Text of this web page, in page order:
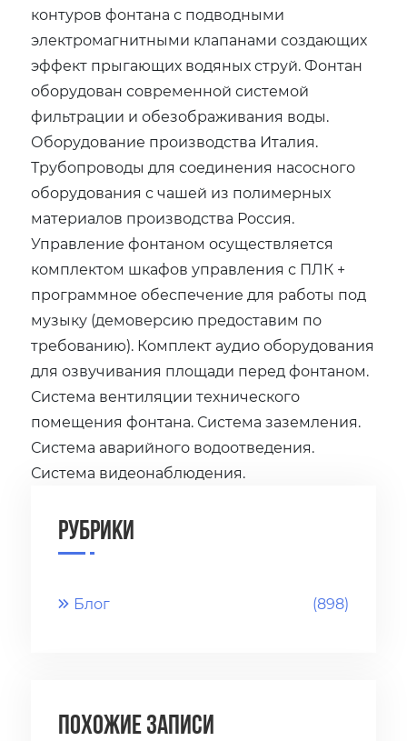
контуров фонтана с подводными
электромагнитными клапанами создающих
эффект прыгающих водяных струй. Фонтан
оборудован современной системой
фильтрации и обезображивания воды.
Оборудование производства Италия.
Трубопроводы для соединения насосного
оборудования с чашей из полимерных
материалов производства Россия.
Управление фонтаном осуществляется
комплектом шкафов управления с ПЛК +
программное обеспечение для работы под
музыку (демоверсию предоставим по
требованию). Комплект аудио оборудования
для озвучивания площади перед фонтаном.
Система вентиляции технического
помещения фонтана. Система заземления.
Система аварийного водоотведения.
Система видеонаблюдения.
Рубрики
Блог (898)
Похожие записи